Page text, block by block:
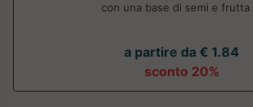
con una base di semi e frutta
a partire da € 1.84
sconto 20%